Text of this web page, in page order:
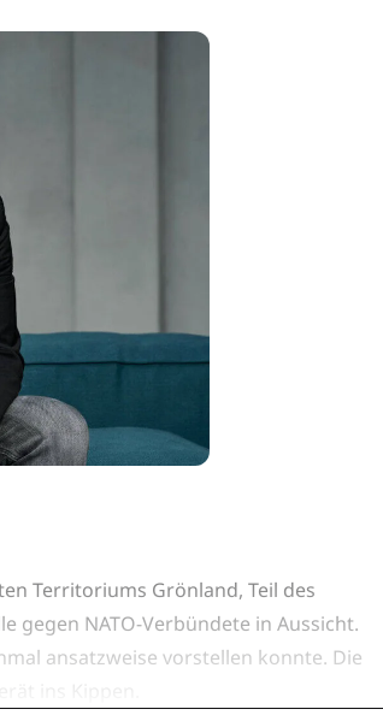
Territoriums Grönland, Teil des
gegen NATO-Verbündete in Aussicht.
ansatzweise vorstellen konnte. Die